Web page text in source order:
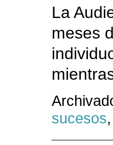
La
meses
sucesos,